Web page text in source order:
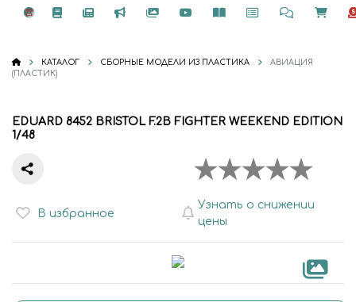
КАТАЛОГ СБОРНЫЕ МОДЕЛИ ИЗ ПЛАСТИКА
АВИАЦИЯ
(ПЛАСТИК)
EDUARD 8452 BRISTOL F.2B FIGHTER WEEKEND EDITION
1/48
В избранное
Узнать о снижении
цены